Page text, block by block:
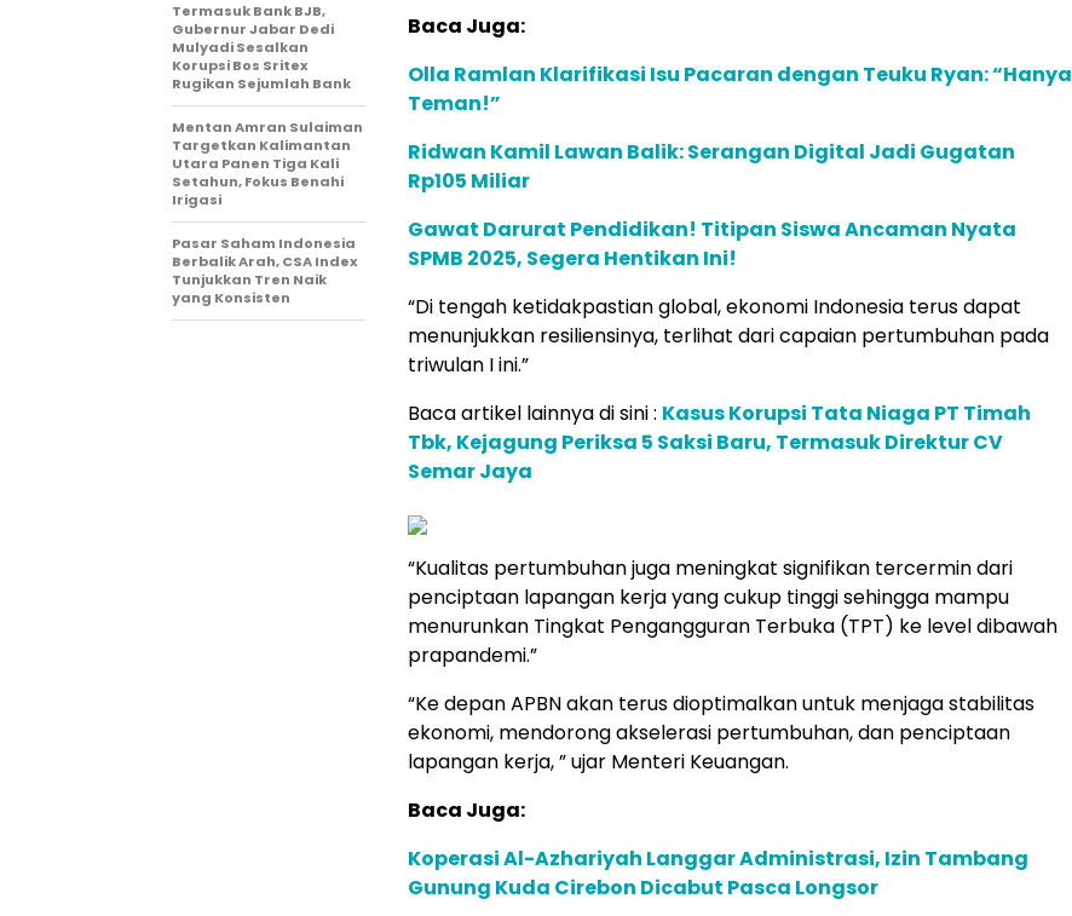
Baca Juga:
Olla Ramlan Klarifikasi Isu Pacaran dengan Teuku Ryan: “Hanya
Teman!”
Ridwan Kamil Lawan Balik: Serangan Digital Jadi Gugatan
Rp105 Miliar
Gawat Darurat Pendidikan! Titipan Siswa Ancaman Nyata
SPMB 2025, Segera Hentikan Ini!
“Di tengah ketidakpastian global, ekonomi Indonesia terus dapat
menunjukkan resiliensinya, terlihat dari capaian pertumbuhan pada
triwulan I ini.”
Baca artikel lainnya di sini : Kasus Korupsi Tata Niaga PT Timah
Tbk, Kejagung Periksa 5 Saksi Baru, Termasuk Direktur CV
Semar Jaya
“Kualitas pertumbuhan juga meningkat signifikan tercermin dari
penciptaan lapangan kerja yang cukup tinggi sehingga mampu
menurunkan Tingkat Pengangguran Terbuka (TPT) ke level dibawah
prapandemi.”
“Ke depan APBN akan terus dioptimalkan untuk menjaga stabilitas
ekonomi, mendorong akselerasi pertumbuhan, dan penciptaan
lapangan kerja, ” ujar Menteri Keuangan.
Baca Juga:
Koperasi Al-Azhariyah Langgar Administrasi, Izin Tambang
Gunung Kuda Cirebon Dicabut Pasca Longsor
Termasuk Bank BJB,
Gubernur Jabar Dedi
Mulyadi Sesalkan
Korupsi Bos Sritex
Rugikan Sejumlah Bank
Mentan Amran Sulaiman
Targetkan Kalimantan
Utara Panen Tiga Kali
Setahun, Fokus Benahi
Irigasi
Pasar Saham Indonesia
Berbalik Arah, CSA Index
Tunjukkan Tren Naik
yang Konsisten